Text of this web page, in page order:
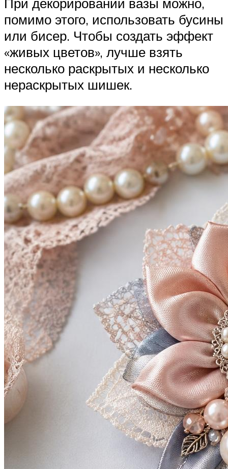
помимо этого, использовать бусины
или бисер. Чтобы создать эффект
«живых цветов», лучше взять
несколько раскрытых и несколько
нераскрытых шишек.